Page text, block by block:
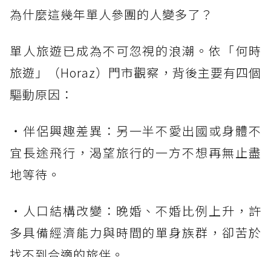
為什麼這幾年單人參團的人變多了？
單人旅遊已成為不可忽視的浪潮。依「何時
旅遊」（Horaz）門市觀察，背後主要有四個
驅動原因：
・伴侶興趣差異：另一半不愛出國或身體不
宜長途飛行，渴望旅行的一方不想再無止盡
地等待。
・人口結構改變：晚婚、不婚比例上升，許
多具備經濟能力與時間的單身族群，卻苦於